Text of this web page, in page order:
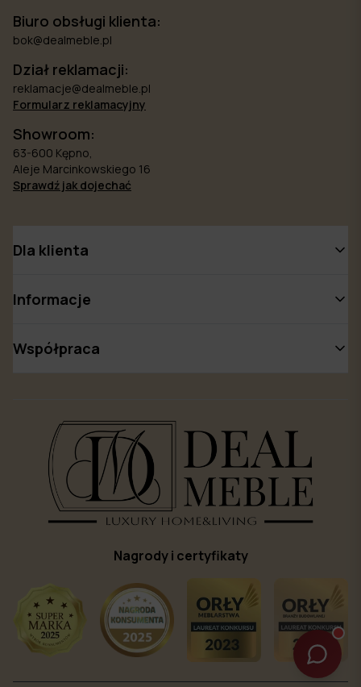
Biuro obsługi klienta:
bok@dealmeble.pl
Dział reklamacji:
reklamacje@dealmeble.pl
Formularz reklamacyjny
Showroom:
63-600 Kępno,
Aleje Marcinkowskiego 16
Sprawdź jak dojechać
Dla klienta
Informacje
Współpraca
Nagrody i certyfikaty